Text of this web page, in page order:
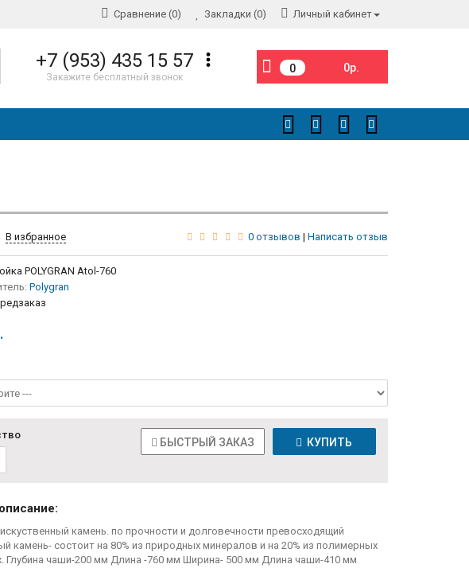
Сравнение (0) Закладки (0) Личный кабинет
+7 (953) 435 15 57
Закажите бесплатный звонок
0 0р.
В избранное 0 отзывов | Написать отзыв
POLYGRAN Atol-760
Polygran
КУПИТЬ
БЫСТРЫЙ ЗАКАЗ
камень. по прочности и долговечности превосходящий
камень- состоит на 80% из природных минералов и на 20% из полимерных
Глубина чаши-200 мм Длина -760 мм Ширина- 500 мм Длина чаши-410 мм